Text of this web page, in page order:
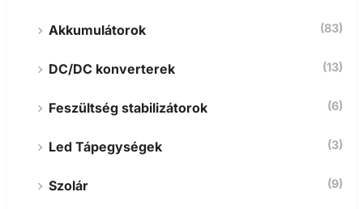
Akkumulátorok (83)
DC/DC konverterek (13)
Feszültség stabilizátorok (6)
Led Tápegységek (3)
Szolár (9)